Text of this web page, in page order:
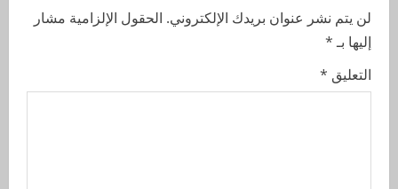
لن يتم نشر عنوان بريدك الإلكتروني. الحقول الإلزامية مشار
إليها بـ*
التعليق *